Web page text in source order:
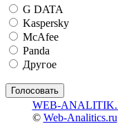
G DATA
Kaspersky
McAfee
Panda
Другое
WEB-
© Web-Analitics.ru